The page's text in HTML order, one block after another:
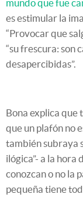
mundo que fue
es estimular la
“Provocar que
“su frescura: son
desapercibidas”.
Bona explica que
que un plafón no
también subraya
ilógica”- a la hora
conozcan o no la
pequeña tiene